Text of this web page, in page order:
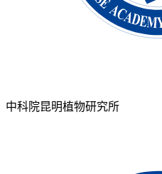
中科院昆明植物研究所